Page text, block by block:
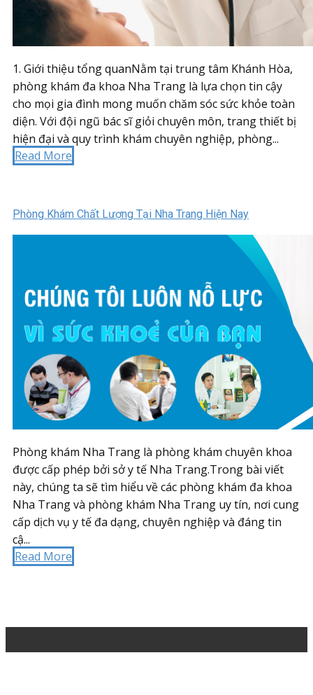
1. Giới thiệu tổng quanNằm tại trung tâm Khánh Hòa,
phòng khám đa khoa Nha Trang là lựa chọn tin cậy
cho mọi gia đình mong muốn chăm sóc sức khỏe toàn
diện. Với đội ngũ bác sĩ giỏi chuyên môn, trang thiết bị
hiện đại và quy trình khám chuyên nghiệp, phòng...
Read More
Phòng Khám Chất Lượng Tại Nha Trang Hiện Nay
Phòng khám Nha Trang là phòng khám chuyên khoa
được cấp phép bởi sở y tế Nha Trang.Trong bài viết
này, chúng ta sẽ tìm hiểu về các phòng khám đa khoa
Nha Trang và phòng khám Nha Trang uy tín, nơi cung
cấp dịch vụ y tế đa dạng, chuyên nghiệp và đáng tin
cậ...
Read More